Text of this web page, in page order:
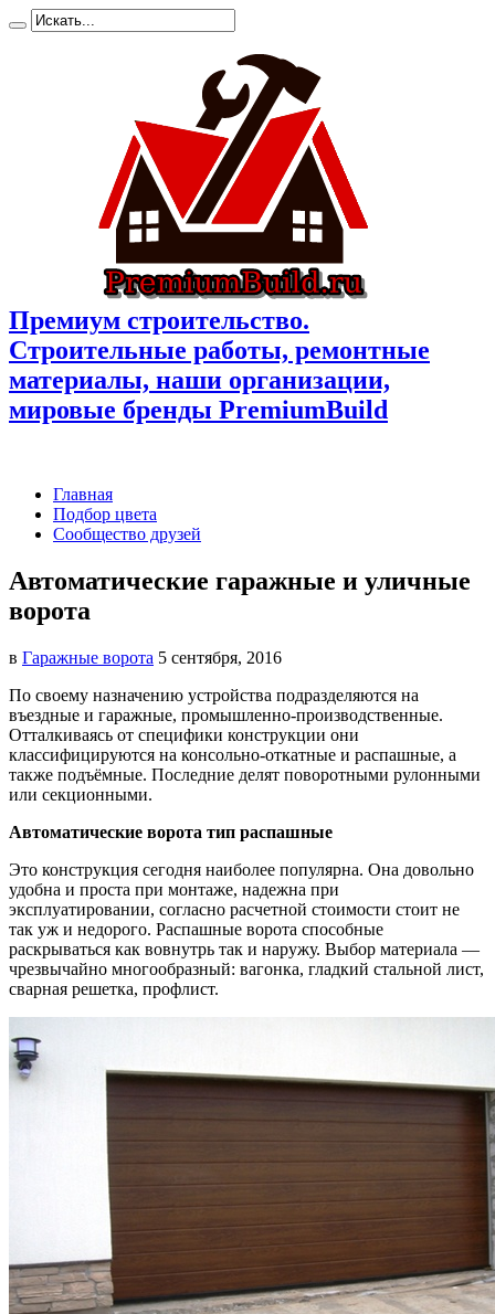
Премиум cтроительство.
Cтроительные работы, ремонтные
материалы, наши организации,
мировые бренды PremiumBuild
Главная
Подбор цвета
Сообщество друзей
Автоматические гаражные и уличные
ворота
в Гаражные ворота 5 сентября, 2016
По своему назначению устройства подразделяются на
въездные и гаражные, промышленно-производственные.
Отталкиваясь от специфики конструкции они
классифицируются на консольно-откатные и распашные, а
также подъёмные. Последние делят поворотными рулонными
или секционными.
Автоматические ворота тип распашные
Это конструкция сегодня наиболее популярна. Она довольно
удобна и проста при монтаже, надежна при
эксплуатировании, согласно расчетной стоимости стоит не
так уж и недорого. Распашные ворота способные
раскрываться как вовнутрь так и наружу. Выбор материала —
чрезвычайно многообразный: вагонка, гладкий стальной лист,
сварная решетка, профлист.